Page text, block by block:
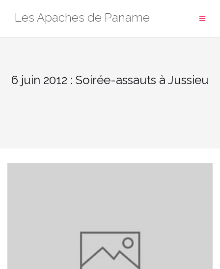
Les Apaches de Paname
6 juin 2012 : Soirée-assauts à Jussieu